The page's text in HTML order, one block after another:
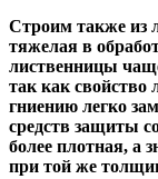
Строим также из
тяжелая в
лиственницы
так как свойство
гниению легко
средств защиты
более плотная, а
при той же